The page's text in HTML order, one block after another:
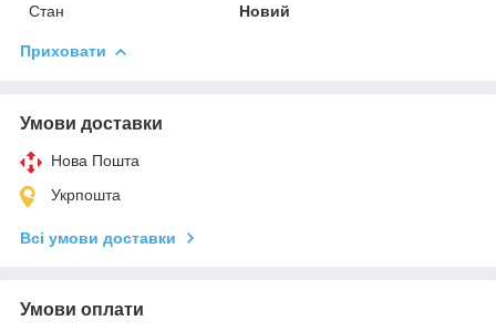
Стан
Новий
Приховати
Умови доставки
Нова Пошта
Укрпошта
Всі умови доставки
Умови оплати